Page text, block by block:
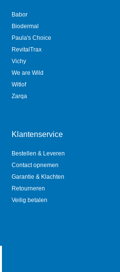
Babor
Biodermal
Paula's Choice
RevitalTrax
Vichy
We are Wild
Witlof
Zarqa
Klantenservice
Bestellen & Leveren
Contact opnemen
Garantie & Klachten
Retourneren
Veilig betalen